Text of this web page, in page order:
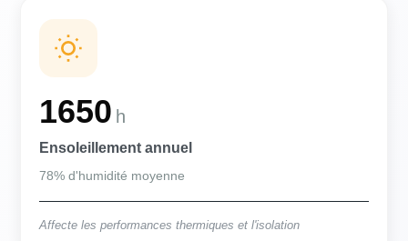
1650 h
Ensoleillement annuel
78% d'humidité moyenne
Affecte les performances thermiques et l'isolation